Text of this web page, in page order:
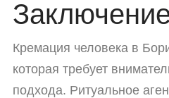
Кремация человека в
которая требует
подхода. Ритуальное